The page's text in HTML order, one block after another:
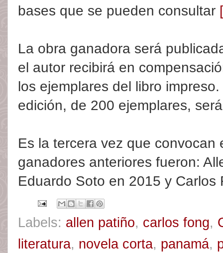
bases que se pueden consultar
La obra ganadora será
el autor recibirá en
los ejemplares del libro
edición, de 200 ejemplares,
Es la tercera vez que convocan
ganadores anteriores fueron:
Eduardo Soto en 2015 y Carlos
Labels: allen patiño, carlos fong,
literatura, novela corta, panamá,